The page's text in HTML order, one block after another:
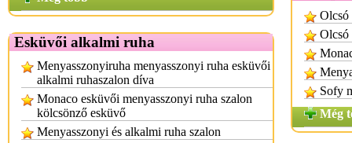
Esküvői alkalmi ruha
Menyasszonyiruha menyasszonyi ruha esküvői
alkalmi ruhaszalon díva
Monaco esküvői menyasszonyi ruha szalon
kölcsönző esküvő
Menyasszonyi és alkalmi ruha szalon
Olcsó
Olcsó
Sofy
Még